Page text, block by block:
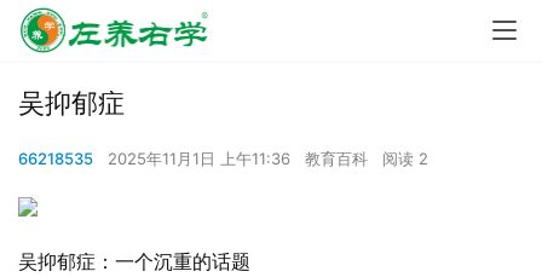
吴抑郁症
66218535 2025年11月1日 上午11:36 教育百科 阅读 2
吴抑郁症：一个沉重的话题